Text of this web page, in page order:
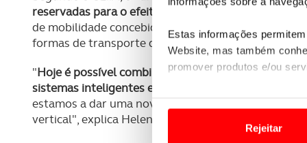
Estas informações
Website, mas também
promover produtos e/ou
Rejeitar
reservadas para o efeito"
, estando o veículo
de mobilidade concebida pelo CEiiA, para que
formas de transporte de uma cidade".
"Hoje é possível combinar todas estas
sistemas inteligentes e abraçar o desafio de criar
estamos a dar uma nova dimensão à mobilidade
vertical", explica Helena Silva.